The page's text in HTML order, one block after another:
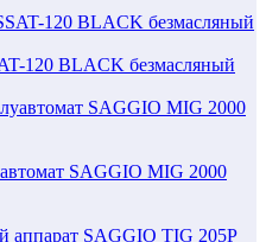
120 BLACK безмасляный
SAGGIO MIG 2000